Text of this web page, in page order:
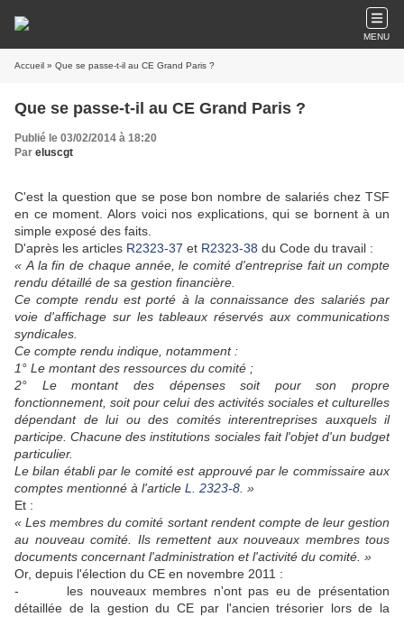
MENU
Accueil » Que se passe-t-il au CE Grand Paris ?
Que se passe-t-il au CE Grand Paris ?
Publié le 03/02/2014 à 18:20
Par eluscgt
C'est la question que se pose bon nombre de salariés chez TSF
en ce moment. Alors voici nos explications, qui se bornent à un
simple exposé des faits.
D'après les articles R2323-37 et R2323-38 du Code du travail :
« A la fin de chaque année, le comité d'entreprise fait un compte
rendu détaillé de sa gestion financière.
Ce compte rendu est porté à la connaissance des salariés par
voie d'affichage sur les tableaux réservés aux communications
syndicales.
Ce compte rendu indique, notamment :
1° Le montant des ressources du comité ;
2° Le montant des dépenses soit pour son propre
fonctionnement, soit pour celui des activités sociales et culturelles
dépendant de lui ou des comités interentreprises auxquels il
participe. Chacune des institutions sociales fait l'objet d'un budget
particulier.
Le bilan établi par le comité est approuvé par le commissaire aux
comptes mentionné à l'article L. 2323-8. »
Et :
« Les membres du comité sortant rendent compte de leur gestion
au nouveau comité. Ils remettent aux nouveaux membres tous
documents concernant l'administration et l'activité du comité. »
Or, depuis l'élection du CE en novembre 2011 :
- les nouveaux membres n'ont pas eu de présentation
détaillée de la gestion du CE par l'ancien trésorier lors de la